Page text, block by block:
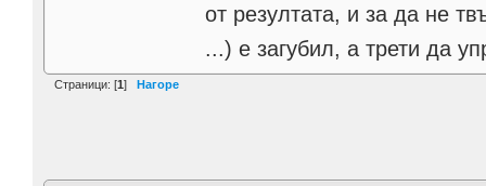
от резултата, и за да не
...) е загубил, а трети да
Страници: [1] Нагоре